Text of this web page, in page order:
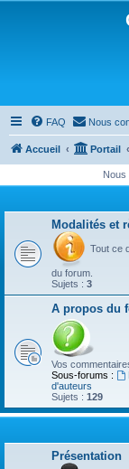
FAQ Nous
Accueil Portail
Nous
Modalités et
Tout ce
du forum.
Sujets : 3
A propos du
Vos
Sous-forums :
d'auteurs
Sujets : 129
Présentation